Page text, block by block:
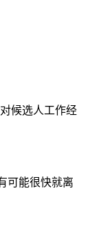
候选人工作经
可能很快就离